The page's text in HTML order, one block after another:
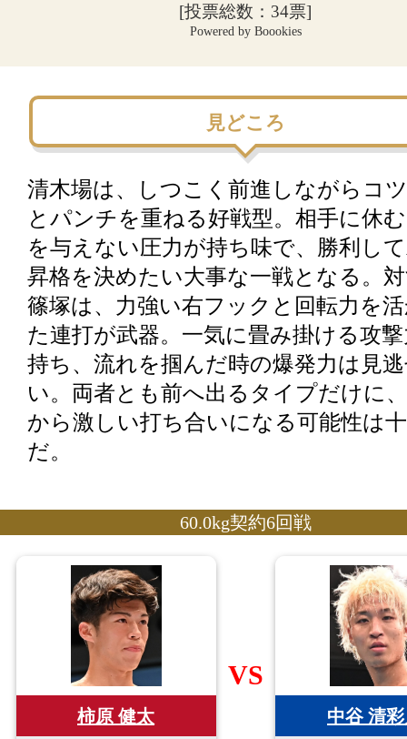
[投票総数：34票]
Powered by Boookies
見どころ
清木場は、しつこく前進しながらコ
とパンチを重ねる好戦型。相手に休
を与えない圧力が持ち味で、勝利し
昇格を決めたい大事な一戦となる。
篠塚は、力強い右フックと回転力を
た連打が武器。一気に畳み掛ける攻
持ち、流れを掴んだ時の爆発力は見
い。両者とも前へ出るタイプだけに
から激しい打ち合いになる可能性は
だ。
60.0kg契約6回戦
柿原 健太
VS
中谷 清